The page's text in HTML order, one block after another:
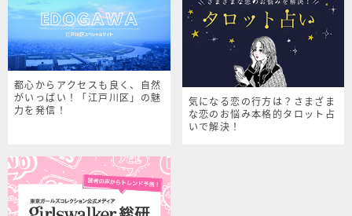
都心からアクセスも良く、自然
がいっぱい！「江戸川区」の魅
力を発信！
気になる恋の行方は？さまざま
な恋のお悩み本格的タロット占
いで解決！